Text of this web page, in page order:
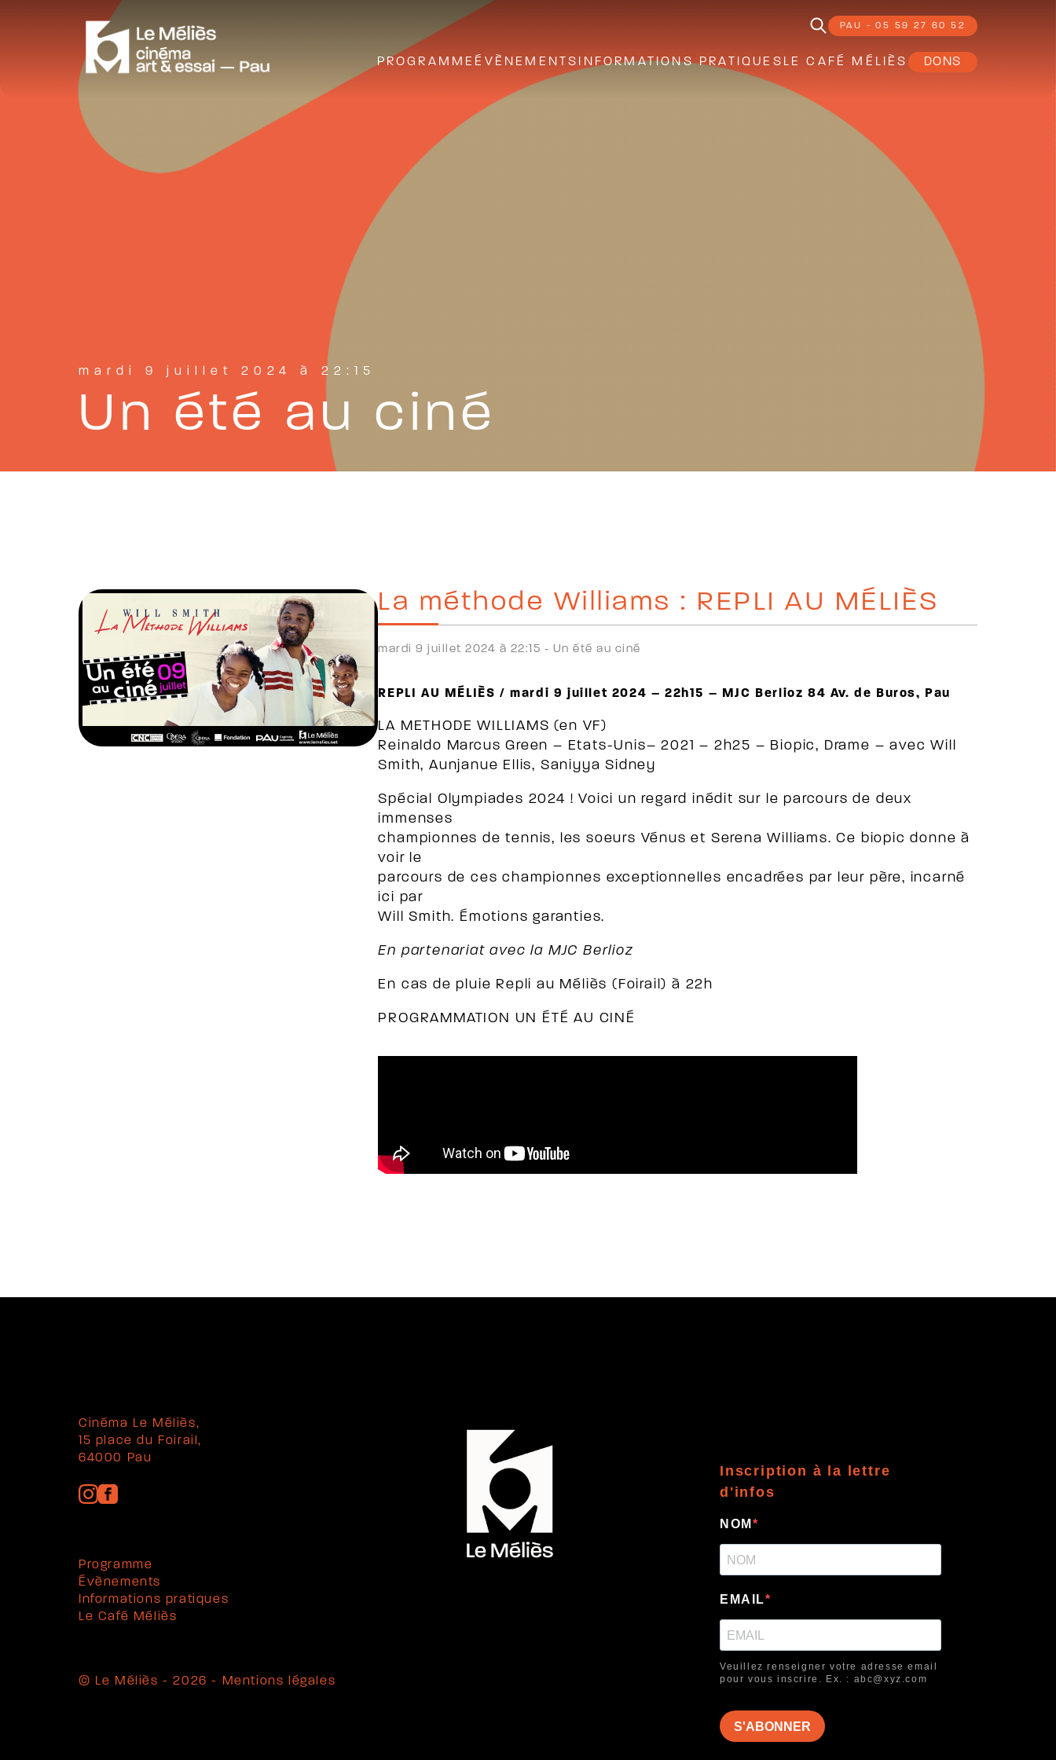
PAU - 05 59 27 60 52
PROGRAMME ÉVÈNEMENTS INFORMATIONS PRATIQUES LE CAFÉ MÉLIÈS DONS
mardi 9 juillet 2024 à 22:15
Un été au ciné
La méthode Williams : REPLI AU MÉLIÈS
mardi 9 juillet 2024 à 22:15 - Un été au ciné
REPLI AU MÉLIÈS / mardi 9 juillet 2024 – 22h15 – MJC Berlioz 84 Av. de Buros, Pau
LA METHODE WILLIAMS (en VF)
Reinaldo Marcus Green – Etats-Unis– 2021 – 2h25 – Biopic, Drame – avec Will
Smith, Aunjanue Ellis, Saniyya Sidney
Spécial Olympiades 2024 ! Voici un regard inédit sur le parcours de deux
immenses
championnes de tennis, les soeurs Vénus et Serena Williams. Ce biopic donne à
voir le
parcours de ces championnes exceptionnelles encadrées par leur père, incarné
ici par
Will Smith. Émotions garanties.
En partenariat avec la MJC Berlioz
En cas de pluie Repli au Méliès (Foirail) à 22h
PROGRAMMATION UN ÉTÉ AU CINÉ
Cinéma Le Méliès,
15 place du Foirail,
64000 Pau
Programme
Évènements
Informations pratiques
Le Café Méliès
© Le Méliès - 2026 - Mentions légales
Inscription à la lettre
d'infos
NOM
EMAIL
Veuillez renseigner votre adresse email
pour vous inscrire. Ex. : abc@xyz.com
S'ABONNER